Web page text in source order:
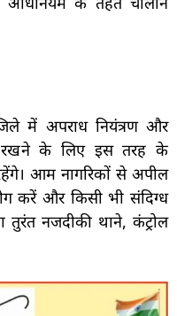
में अपराध नियंत्रण और
रखने के लिए इस तरह के
आम नागरिकों से अपील
करें और किसी भी संदिग्ध
तुरंत नजदीकी थाने, कंट्रोल